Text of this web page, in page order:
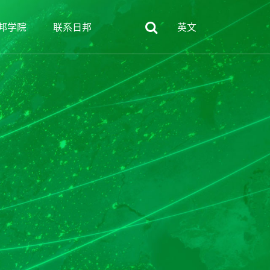
英文
学院 联系日邦